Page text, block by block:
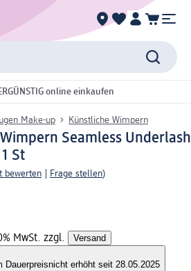
online einkaufen
Make-up Künstliche Wimpern
Seamless Underlash
St
bewerten Frage stellen)
MwSt. zzgl. Versand
Dauerpreisnicht erhöht seit 28.05.2025